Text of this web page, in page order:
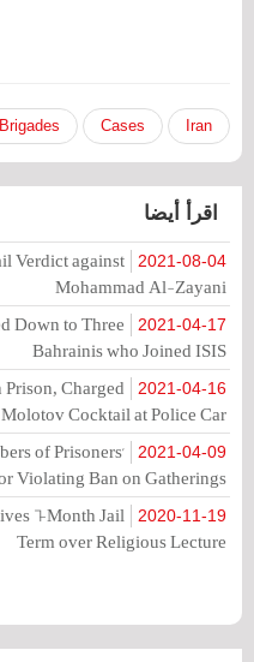
Iran
Cases
اقرأ أيضا
2021-08-04
Verdict against
Mohammad Al-Zayani
2021-04-17
Down to Three
Bahrainis who Joined ISIS
2021-04-16
Prison, Charged
Cocktail at Police Car
2021-04-09
of Prisoners'
Violating Ban on Gatherings
2020-11-19
6-Month Jail
Term over Religious Lecture